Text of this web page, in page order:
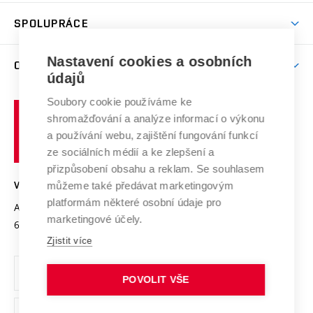
Celoživotní vzdělávání
E-přihláška
Harmonogram akademického roku
Závěrečné práce
Doktorské studium
Zpracování osobních údajů studentů
Sociální bezpečí
Studium bez bariér
Podpora podnikání
Mezinárodní vědecká rada
Systém zajišťování kvality výzkumu
Výzkumné infrastruktury
Transfer znalostí
Open Science
Projekty
Projekty ze strukturálních fondů
Specifický výzkum
SPOLUPRÁCE
Zahraniční spolupráce
Spolupráce se školami
Služby univerzity
Mezinárodní dohody
Univerzitní sítě
O UNIVERZITĚ
Profil univerzity
Udržitelná univerzita
Podnikavá univerzita / ContriBUTe
Bezpečná univerzita
Vyznamenání
Organizační struktura
Ochrana osobních údajů
učení
technické
VYSOKÉ UČENÍ TECHNICKÉ V BRNĚ
Antonínská 548/1
602 00 Brno
www.vut.cz
vut@vutbr.cz
Nastavení cookies a osobních
údajů
Soubory cookie používáme ke
shromažďování a analýze informací o výkonu
a používání webu, zajištění fungování funkcí
ze sociálních médií a ke zlepšení a
přizpůsobení obsahu a reklam. Se souhlasem
můžeme také předávat marketingovým
platformám některé osobní údaje pro
marketingové účely.
Zjistit více
POVOLIT VŠE